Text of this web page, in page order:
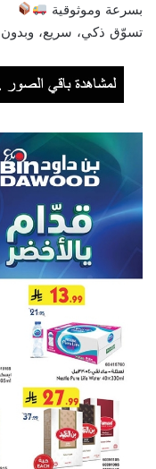
بسرعة وموثوقية
تسوّق ذكي، سريع،